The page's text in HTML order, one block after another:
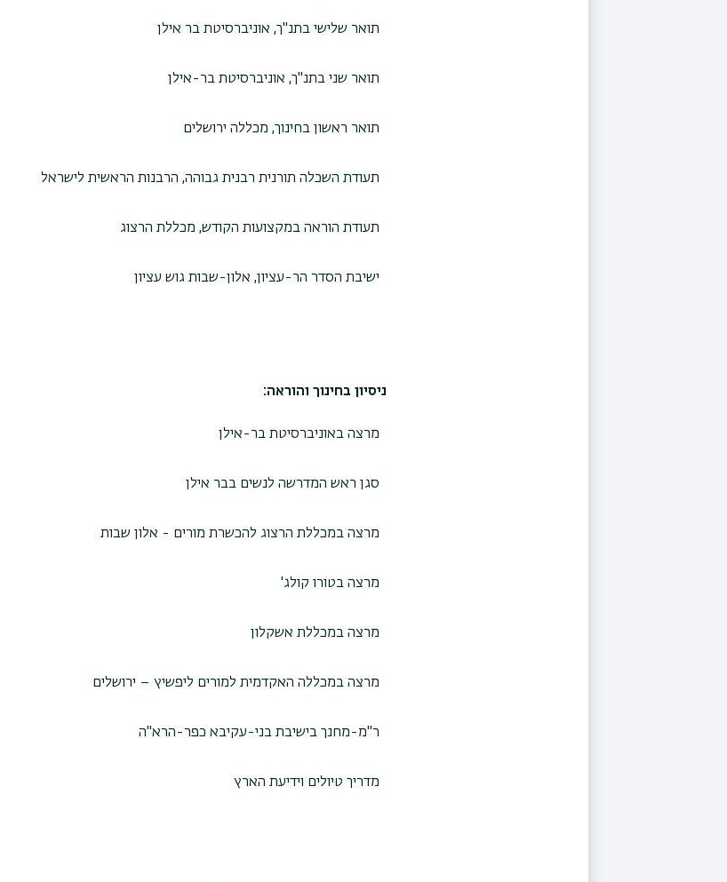
תואר שלישי בתנ"ך, אוניברסיטת בר אילן
תואר שני בתנ"ך, אוניברסיטת בר-אילן
תואר ראשון בחינוך, מכללה ירושלים
תעודת השכלה תורנית רבנית גבוהה, הרבנות הראשית לישראל
תעודת הוראה במקצועות הקודש, מכללת הרצוג
ישיבת הסדר הר-עציון, אלון-שבות גוש עציון
ניסיון בחינוך והוראה:
מרצה באוניברסיטת בר-אילן
סגן ראש המדרשה לנשים בבר אילן
מרצה במכללת הרצוג להכשרת מורים - אלון שבות
מרצה בטורו קולג'
מרצה במכללת אשקלון
מרצה במכללה האקדמית למורים ליפשיץ – ירושלים
ר"מ-מחנך בישיבת בני-עקיבא כפר-הרא"ה
מדריך טיולים וידיעת הארץ